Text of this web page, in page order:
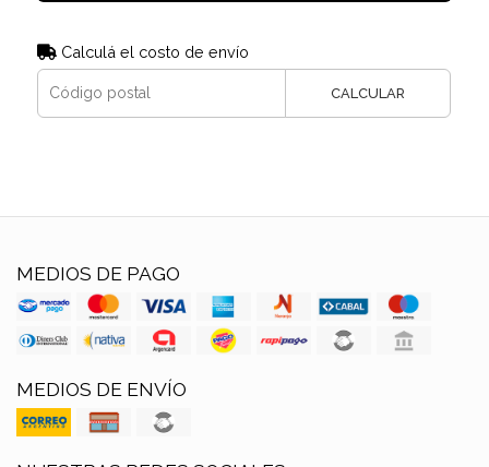
Calculá el costo de envío
CALCULAR
MEDIOS DE PAGO
MEDIOS DE ENVÍO